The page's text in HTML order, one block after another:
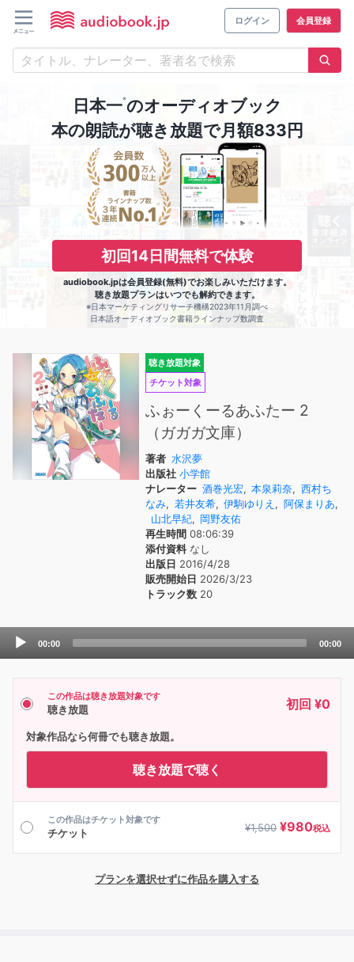
ログイン 会員登録
日本一※のオーディオブック
本の朗読が聴き放題で月額833円
初回14日間無料で体験
audiobook.jpは会員登録(無料)でお楽しみいただけます。
聴き放題プランはいつでも解約できます。
※日本マーケティングリサーチ機構2023年11月調べ
日本語オーディオブック書籍ラインナップ数調査
聴き放題対象
チケット対象
ふぉーくーるあふたー 2
（ガガガ文庫）
著者 水沢夢
出版社 小学館
ナレーター 酒巻光宏, 本泉莉奈, 西村ち
なみ, 若井友希, 伊駒ゆりえ , 阿保まりあ,
山北早紀, 岡野友佑
再生時間 08:06:39
添付資料なし
出版日 2016/4/28
販売開始日 2026/3/23
トラック数 20
Audio
00:00 00:00
この作品は聴き放題対象です
聴き放題 初回 ¥0
対象作品なら何冊でも聴き放題。
聴き放題で聴く
この作品はチケット対象です
チケット ¥1,500 ¥980税込
プランを選択せずに作品を購入する